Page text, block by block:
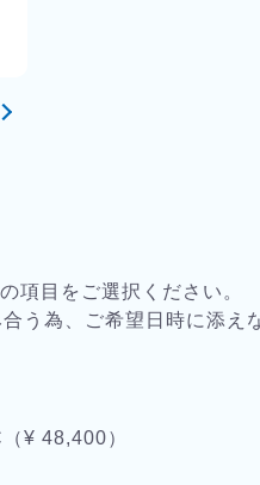
項目をご選択ください。
う為、ご希望日時に添え
¥ 48,400）